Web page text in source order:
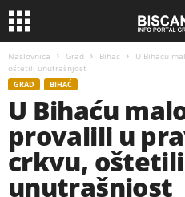
Naslovnica Grad Bihać
U Bihaću
oštetili unutrašnjost
GRAD BIHAĆ
U Bihaću
provalili u
crkvu, oštetili
unutrašnjost